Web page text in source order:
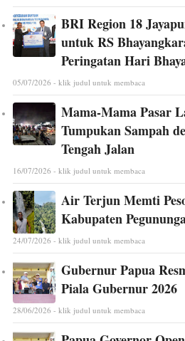
BRI Region 18
untuk RS
Peringatan Hari
05/07/2026 - klik judul untuk membaca
Mama-Mama Pasar
Tumpukan Sampah
Tengah Jalan
16/07/2026 - klik judul untuk membaca
Air Terjun Memti
Kabupaten
24/07/2026 - klik judul untuk membaca
Gubernur Papua
Piala Gubernur 2026
28/06/2026 - klik judul untuk membaca